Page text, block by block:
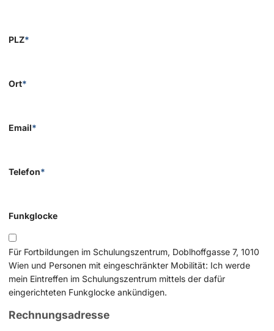
PLZ*
Ort*
Email*
Telefon*
Funkglocke
Für Fortbildungen im Schulungszentrum, Doblhoffgasse 7, 1010
Wien und Personen mit eingeschränkter Mobilität: Ich werde
mein Eintreffen im Schulungszentrum mittels der dafür
eingerichteten Funkglocke ankündigen.
Rechnungsadresse